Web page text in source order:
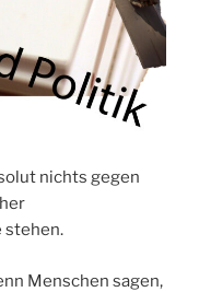
nichts gegen
stehen.
Menschen sagen,